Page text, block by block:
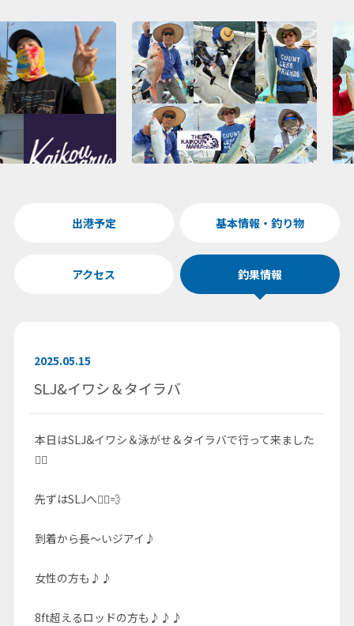
出港予定 基本情報・釣り物
アクセス 釣果情報
2025.05.15
SLJ&イワシ＆タイラバ
本日はSLJ&イワシ＆泳がせ＆タイラバで行って来ました
🚣‍♀️
先ずはSLJへ🚣‍♀️💨
到着から長〜いジアイ♪
女性の方も♪♪
8ft超えるロッドの方も♪♪♪